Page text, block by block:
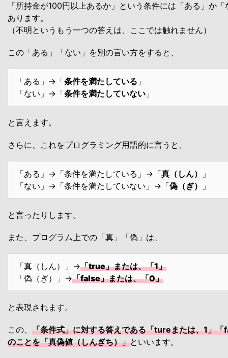
「所持金が100円以上あるか」という条件には「ある」か
あります。
（不明というもう一つの答えは、ここでは触れません）
この「ある」「ない」を別の言い方をすると、
「ある」→「条件を満たしている 」
「ない」→「条件を満たしていない 」
と言えます。
さらに、これをプログラミング用語的に言うと、
「ある」→「条件を満たしている」→「真（しん）
」
「ない」→「条件を満たしていない」→「偽（ぎ） 」
と言ったりします。
また、プログラム上での「真」「偽」は、
「真（しん）」→「true」または、「1」
「偽（ぎ）」→「false」または、「0」
と表現されます。
この、 「条件式」に対する答えである「tureまたは、1」
のことを「真偽値（しんぎち）」といいます。